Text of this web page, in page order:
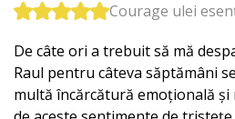
Courage ulei
De câte ori a trebuit să mă
Raul pentru câteva săptămâni
multă încărcătură emoțională și